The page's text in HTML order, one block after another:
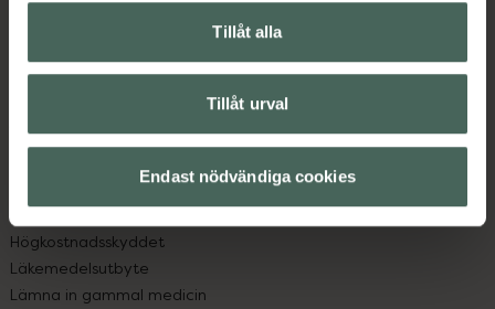
Tillåt alla
Tillåt urval
Endast nödvändiga cookies
Leverans, betalning och retur
Kundklubb
Köpvillkor
Om recept och läkemedel
Fullmakter
Högkostnadsskyddet
Läkemedelsutbyte
Lämna in gammal medicin